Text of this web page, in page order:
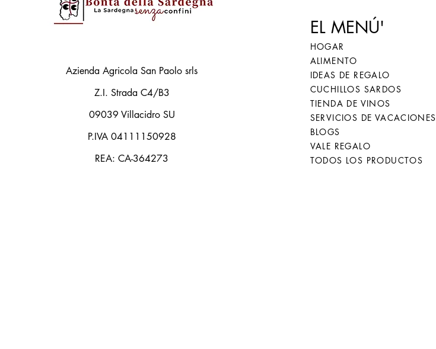
Azienda Agricola San Paolo srls
Z.I. Strada C4/B3
09039 Villacidro SU
P.IVA 04111150928
REA: CA-364273
EL MENÚ'
HOGAR
ALIMENTO
IDEAS DE REGALO
CUCHILLOS SARDOS
TIENDA DE VINOS
SERVICIOS DE VACACIONES
BLOGS
VALE REGALO
TODOS LOS PRODUCTOS